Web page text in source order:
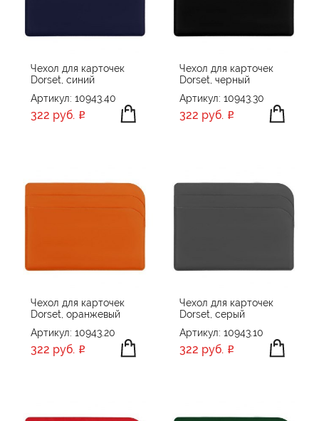
Чехол для карточек
Dorset, синий
Артикул: 10943.40
322 руб.
Чехол для карточек
Dorset, черный
Артикул: 10943.30
322 руб.
Чехол для карточек
Dorset, оранжевый
Артикул: 10943.20
322 руб.
Чехол для карточек
Dorset, серый
Артикул: 10943.10
322 руб.